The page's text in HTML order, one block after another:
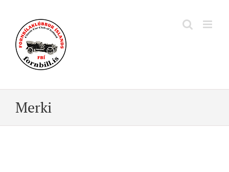
content
Merki